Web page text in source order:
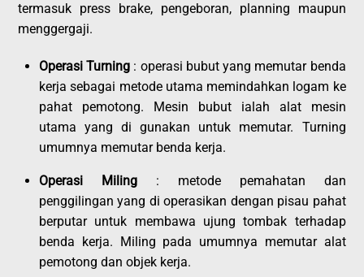
termasuk press brake, pengeboran, planning maupun
menggergaji.
Operasi Turning : operasi bubut yang memutar benda
kerja sebagai metode utama memindahkan logam ke
pahat pemotong. Mesin bubut ialah alat mesin
utama yang di gunakan untuk memutar. Turning
umumnya memutar benda kerja.
Operasi Miling: metode pemahatan dan
penggilingan yang di operasikan dengan pisau pahat
berputar untuk membawa ujung tombak terhadap
benda kerja. Miling pada umumnya memutar alat
pemotong dan objek kerja.